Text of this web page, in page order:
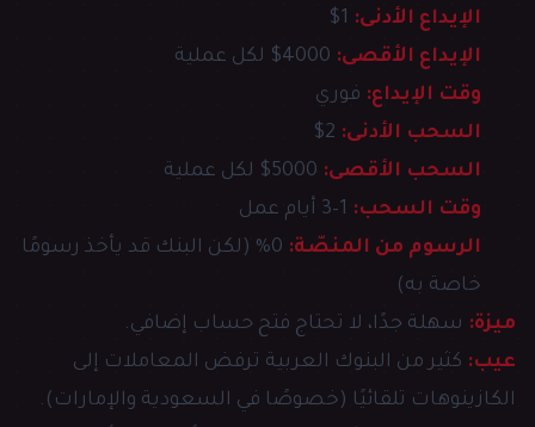
الإيداع الأدنى:
الإيداع الأقصى:
وقت الإيداع: فوري
السحب الأدنى:
السحب الأقصى:
وقت السحب:
الرسوم من المنصّة:
0% (لكن البنك قد يأخذ رسومًا
خاصة به)
ميزة: سهلة جدًا، لا تحتاج فتح حساب إضافي.
عيب: كثير من البنوك العربية ترفض المعاملات إلى
الكازينوهات تلقائيًا (خصوصًا في السعودية والإمارات).